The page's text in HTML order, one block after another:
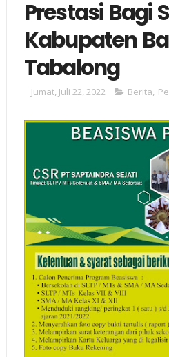
Prestasi Bagi
Kabupaten
Tabalong
Jumat, Juli 22, 2022 Berita,